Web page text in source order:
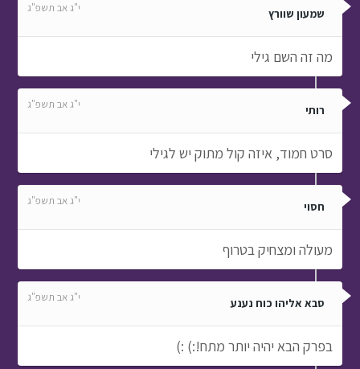
שמעון שוורץ י"ג אב תשפ"ג
מה זה השם גילי
רותי י"ג אב תשפ"ג
סרט חמוד, איזה קול מתוק יש לגילי
חסוי י"ג אב תשפ"ג
מעולה ומצחיק בטרוף
סבא אליהו כוח נענע י"ג אב תשפ"ג
בפרק הבא יהיה יותר מתח!:) :)